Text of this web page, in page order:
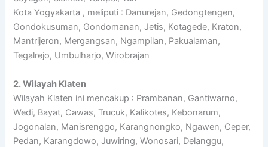
Kota Yogyakarta , meliputi : Danurejan, Gedongtengen,
Gondokusuman, Gondomanan, Jetis, Kotagede, Kraton,
Mantrijeron, Mergangsan, Ngampilan, Pakualaman,
Tegalrejo, Umbulharjo, Wirobrajan
2. Wilayah Klaten
Wilayah Klaten ini mencakup : Prambanan, Gantiwarno,
Wedi, Bayat, Cawas, Trucuk, Kalikotes, Kebonarum,
Jogonalan, Manisrenggo, Karangnongko, Ngawen, Ceper,
Pedan, Karangdowo, Juwiring, Wonosari, Delanggu,